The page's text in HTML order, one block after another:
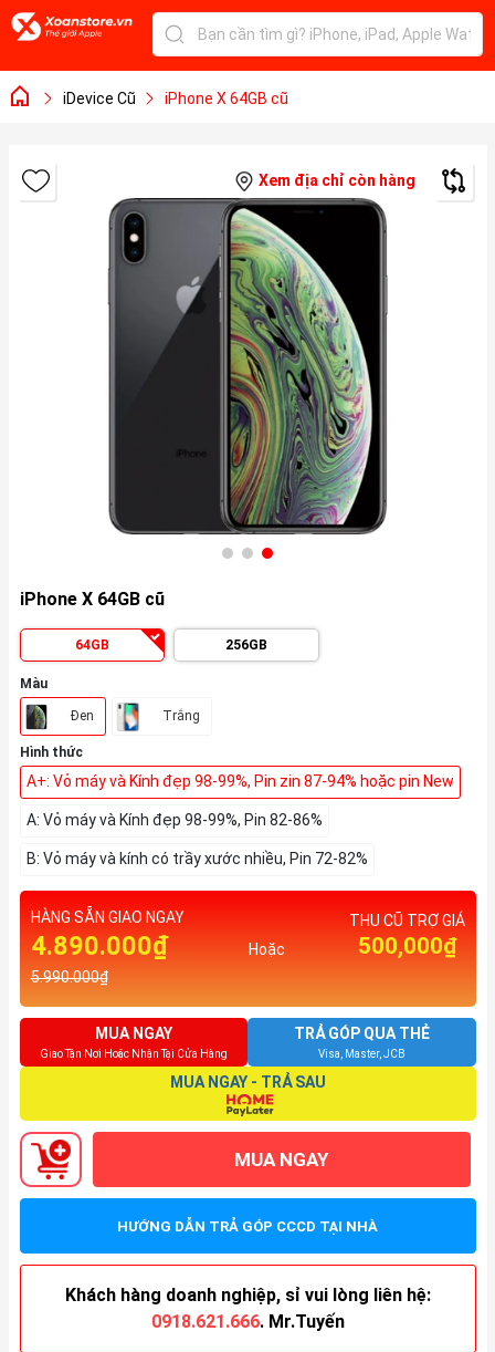
iDevice Cũ iPhone X 64GB cũ
Xem địa chỉ còn hàng
iPhone X 64GB cũ
64GB 256GB
Màu
Đen Trắng
Hình thức
A+: Vỏ máy và Kính đẹp 98-99%, Pin zin 87-94% hoặc pin New
A: Vỏ máy và Kính đẹp 98-99%, Pin 82-86%
B: Vỏ máy và kính có trầy xước nhiều, Pin 72-82%
HÀNG SẴN GIAO NGAY
4.890.000₫
5.990.000₫
Hoặc
THU CŨ TRỢ GIÁ
500,000₫
MUA NGAY
Giao Tận Nơi Hoặc Nhận Tại Cửa Hàng
TRẢ GÓP QUA THẺ
Visa, Master, JCB
MUA NGAY - TRẢ SAU
MUA NGAY
HƯỚNG DẪN TRẢ GÓP CCCD TẠI NHÀ
Khách hàng doanh nghiệp, sỉ vui lòng liên hệ:
0918.621.666. Mr.Tuyến